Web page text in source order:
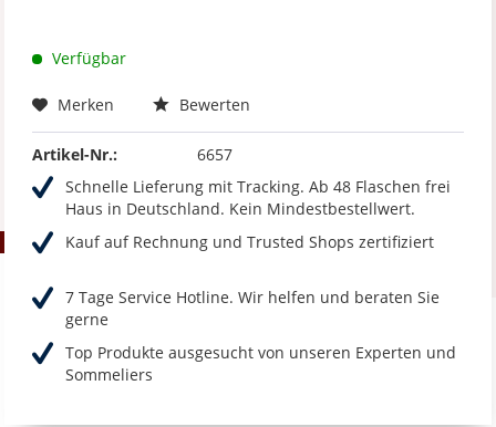
Verfügbar
Merken Bewerten
Artikel-Nr.:
6657
Schnelle Lieferung mit Tracking. Ab 48 Flaschen frei
Haus in Deutschland. Kein Mindestbestellwert.
Kauf auf Rechnung und Trusted Shops zertifiziert
7 Tage Service Hotline. Wir helfen und beraten Sie
gerne
Top Produkte ausgesucht von unseren Experten und
Sommeliers